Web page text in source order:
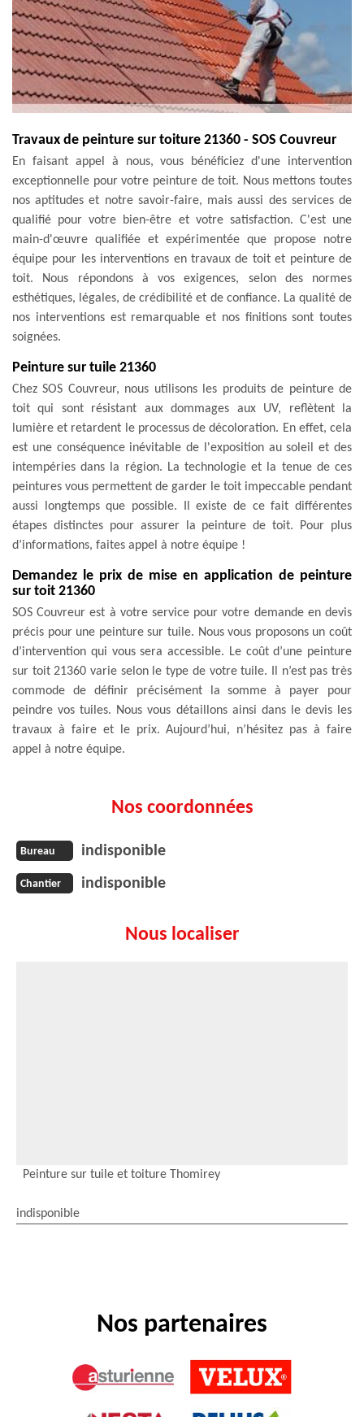
Travaux de peinture sur toiture 21360 - SOS Couvreur
En faisant appel à nous, vous bénéficiez d'une intervention
exceptionnelle pour votre peinture de toit. Nous mettons toutes
nos aptitudes et notre savoir-faire, mais aussi des services de
qualifié pour votre bien-être et votre satisfaction. C'est une
main-d'œuvre qualifiée et expérimentée que propose notre
équipe pour les interventions en travaux de toit et peinture de
toit. Nous répondons à vos exigences, selon des normes
esthétiques, légales, de crédibilité et de confiance. La qualité de
nos interventions est remarquable et nos finitions sont toutes
soignées.
Peinture sur tuile 21360
Chez SOS Couvreur, nous utilisons les produits de peinture de
toit qui sont résistant aux dommages aux UV, reflètent la
lumière et retardent le processus de décoloration. En effet, cela
est une conséquence inévitable de l'exposition au soleil et des
intempéries dans la région. La technologie et la tenue de ces
peintures vous permettent de garder le toit impeccable pendant
aussi longtemps que possible. Il existe de ce fait différentes
étapes distinctes pour assurer la peinture de toit. Pour plus
d’informations, faites appel à notre équipe !
Demandez le prix de mise en application de peinture
sur toit 21360
SOS Couvreur est à votre service pour votre demande en devis
précis pour une peinture sur tuile. Nous vous proposons un coût
d’intervention qui vous sera accessible. Le coût d’une peinture
sur toit 21360 varie selon le type de votre tuile. Il n’est pas très
commode de définir précisément la somme à payer pour
peindre vos tuiles. Nous vous détaillons ainsi dans le devis les
travaux à faire et le prix. Aujourd’hui, n’hésitez pas à faire
appel à notre équipe.
Nos coordonnées
Bureau indisponible
Chantier indisponible
Nous localiser
Peinture sur tuile et toiture Thomirey
indisponible
Nos partenaires